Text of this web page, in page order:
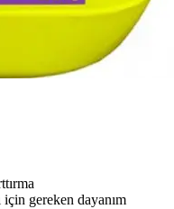
için gereken dayanım